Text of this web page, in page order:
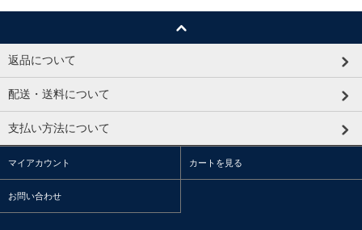
返品について
配送・送料について
支払い方法について
マイアカウント カートを見る
お問い合わせ